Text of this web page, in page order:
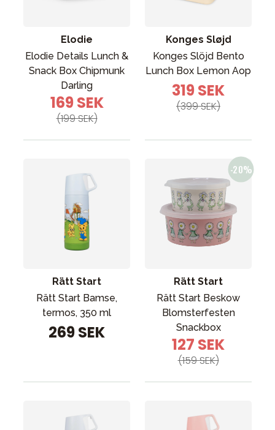
Elodie
Elodie Details Lunch &
Snack Box Chipmunk
Darling
169 SEK
(199 SEK)
Konges Sløjd
Konges Slöjd Bento
Lunch Box Lemon Aop
319 SEK
(399 SEK)
Rätt Start
Rätt Start Bamse,
termos, 350 ml
269 SEK
Rätt Start
Rätt Start Beskow
Blomsterfesten
Snackbox
127 SEK
(159 SEK)